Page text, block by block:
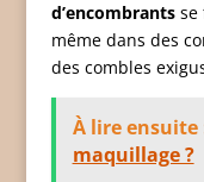
d’encombrantsse
même dans des
des combles
À lire ensuite
maquillage ?